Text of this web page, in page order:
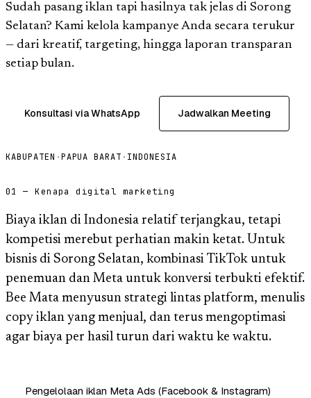
Sudah pasang iklan tapi hasilnya tak jelas di Sorong
Selatan? Kami kelola kampanye Anda secara terukur
— dari kreatif, targeting, hingga laporan transparan
setiap bulan.
Konsultasi via WhatsApp Jadwalkan Meeting
KABUPATEN ·PAPUA BARAT · INDONESIA
01 — Kenapa digital marketing
Biaya iklan di Indonesia relatif terjangkau, tetapi
kompetisi merebut perhatian makin ketat. Untuk
bisnis di Sorong Selatan, kombinasi TikTok untuk
penemuan dan Meta untuk konversi terbukti efektif.
Bee Mata menyusun strategi lintas platform, menulis
copy iklan yang menjual, dan terus mengoptimasi
agar biaya per hasil turun dari waktu ke waktu.
Pengelolaan iklan Meta Ads (Facebook & Instagram)